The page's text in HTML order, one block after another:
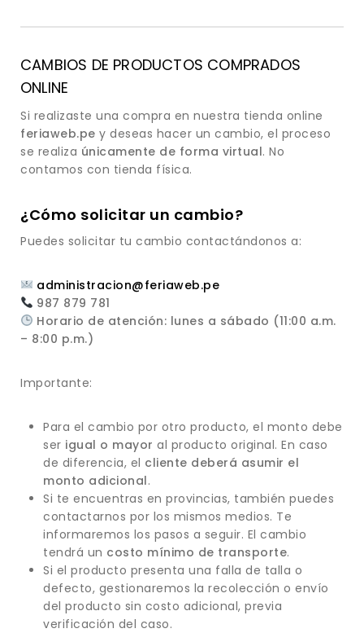
CAMBIOS DE PRODUCTOS COMPRADOS
ONLINE
Si realizaste una compra en nuestra tienda online
feriaweb.pe y deseas hacer un cambio, el proceso
se realiza únicamente de forma virtual. No
contamos con tienda física.
¿Cómo solicitar un cambio?
Puedes solicitar tu cambio contactándonos a:
administracion@feriaweb.pe
987 879 781
Horario de atención: lunes a sábado (11:00 a.m.
– 8:00 p.m.)
Importante:
Para el cambio por otro producto, el monto debe
ser igual o mayor al producto original. En caso
de diferencia, el cliente deberá asumir el
monto adicional.
Si te encuentras en provincias, también puedes
contactarnos por los mismos medios. Te
informaremos los pasos a seguir. El cambio
tendrá un costo mínimo de transporte.
Si el producto presenta una falla de talla o
defecto, gestionaremos la recolección o envío
del producto sin costo adicional, previa
verificación del caso.